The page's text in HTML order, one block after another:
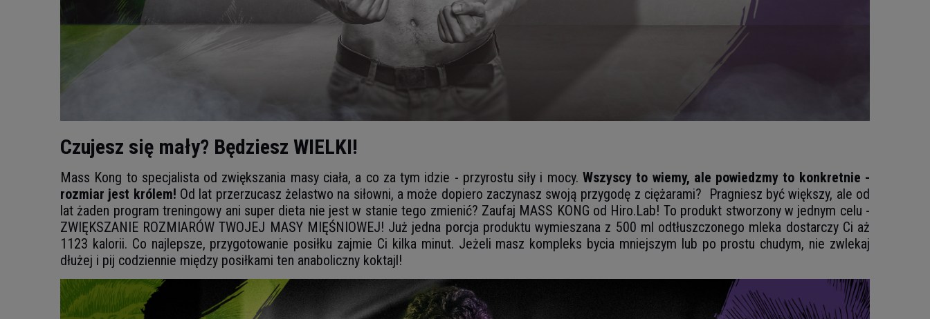
Czujesz się mały? Będziesz WIELKI!
Mass Kong to specjalista od zwiększania masy ciała, a co za tym idzie - przyrostu siły i mocy.Wszyscy to wiemy, ale powiedzmy to konkretnie -
rozmiar jest królem! Od lat przerzucasz żelastwo na siłowni, a może dopiero zaczynasz swoją przygodę z ciężarami? Pragniesz być większy, ale od
lat żaden program treningowy ani super dieta nie jest w stanie tego zmienić? Zaufaj MASS KONG od Hiro.Lab! To produkt stworzony w jednym celu -
ZWIĘKSZANIE ROZMIARÓW TWOJEJ MASY MIĘŚNIOWEJ! Już jedna porcja produktu wymieszana z 500 ml odtłuszczonego mleka dostarczy Ci aż
1123 kalorii. Co najlepsze, przygotowanie posiłku zajmie Ci kilka minut. Jeżeli masz kompleks bycia mniejszym lub po prostu chudym, nie zwlekaj
dłużej i pij codziennie między posiłkami ten anaboliczny koktajl!